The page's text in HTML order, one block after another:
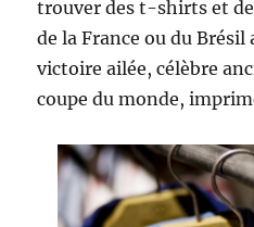
trouver des t-shirts et
de la France ou du Brésil
victoire ailée, célèbre
coupe du monde,